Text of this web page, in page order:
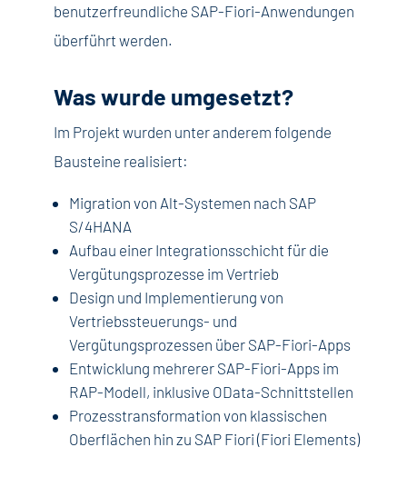
benutzerfreundliche SAP-Fiori-Anwendungen
überführt werden.
Was wurde umgesetzt?
Im Projekt wurden unter anderem folgende
Bausteine realisiert:
Migration von Alt-Systemen nach SAP
S/4HANA
Aufbau einer Integrationsschicht für die
Vergütungsprozesse im Vertrieb
Design und Implementierung von
Vertriebssteuerungs- und
Vergütungsprozessen über SAP-Fiori-Apps
Entwicklung mehrerer SAP-Fiori-Apps im
RAP-Modell, inklusive OData-Schnittstellen
Prozesstransformation von klassischen
Oberflächen hin zu SAP Fiori (Fiori Elements)